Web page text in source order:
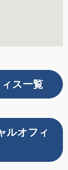
ス一覧
ルオフィ